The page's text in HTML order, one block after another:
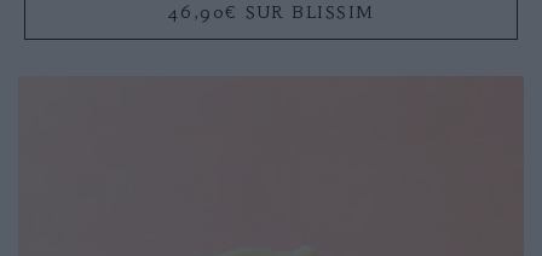
46,90€ SUR BLISSIM